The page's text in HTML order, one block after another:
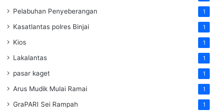
Pelabuhan Penyeberangan 1
Kasatlantas polres Binjai 1
Kios 1
Lakalantas 1
pasar kaget 1
Arus Mudik Mulai Ramai 1
GraPARI Sei Rampah 1